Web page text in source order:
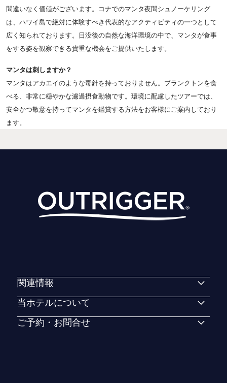
間違いなく価値がございます。コナでのマンタ夜間シュノーケリング
は、ハワイ島で絶対に体験すべき代表的なアクティビティの一つとして
広く知られております。日没後の自然な海洋環境の中で、マンタが食事
をする姿を観察できる貴重な機会をご提供いたします。
マンタは刺しますか？
マンタはアカエイのような毒針を持っておりません。プランクトンを食
べる、非常に穏やかな濾過摂食動物です。環境に配慮したツアーでは、
安全かつ敬意を持ってマンタを鑑賞する方法をお客様にご案内しており
ます。
関連情報
当ホテルについて
ご予約・お問合せ